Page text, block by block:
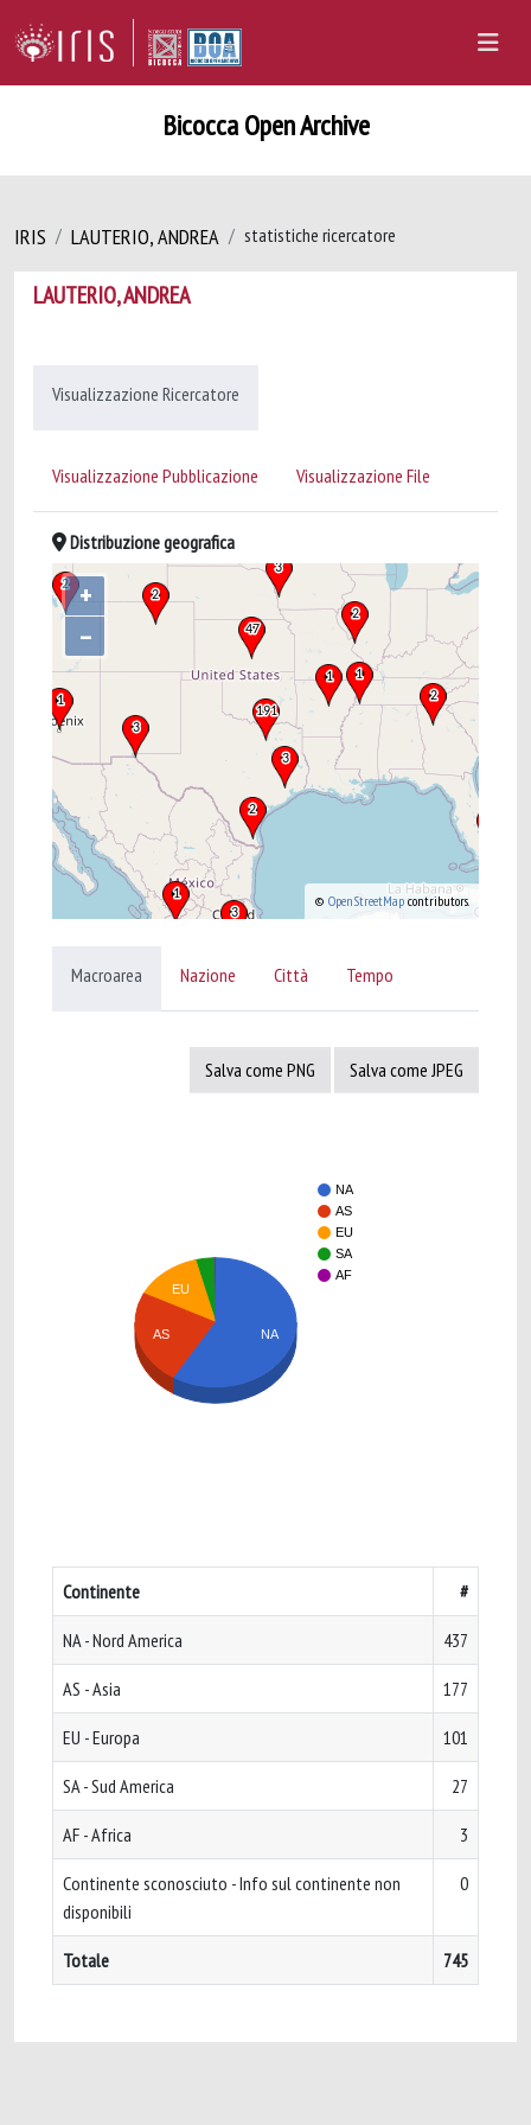
Bicocca Open Archive
IRIS LAUTERIO, ANDREA statistiche ricercatore
LAUTERIO, ANDREA
Visualizzazione Ricercatore
Visualizzazione Pubblicazione Visualizzazione File
Distribuzione geografica
+
–
© OpenStreetMap contributors.
Macroarea Nazione Città Tempo
Salva come PNG Salva come JPEG
NA
AS
EU
SA
AF
EU
AS NA
Continente #
NA - Nord America 437
AS - Asia 177
EU - Europa 101
SA - Sud America 27
AF - Africa 3
Continente sconosciuto - Info sul continente non
disponibili
0
Totale 745